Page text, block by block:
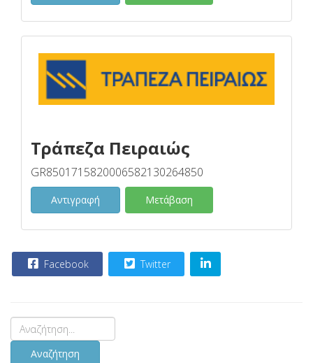
Τράπεζα Πειραιώς
GR8501715820006582130264850
Αντιγραφή Μετάβαση
Facebook Twitter
Αναζήτηση